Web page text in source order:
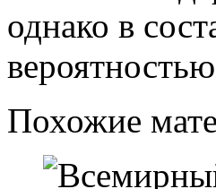
однако в
Похожие